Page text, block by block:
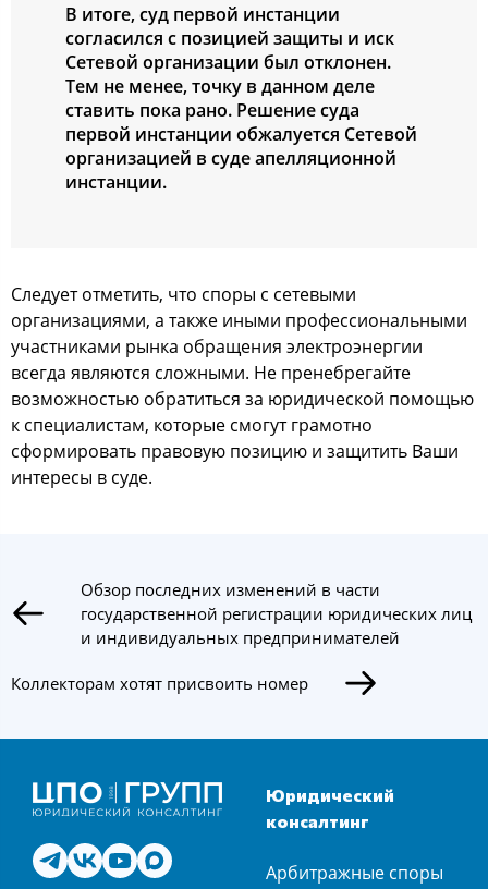
В итоге, суд первой инстанции
согласился с позицией защиты и иск
Сетевой организации был отклонен.
Тем не менее, точку в данном деле
ставить пока рано. Решение суда
первой инстанции обжалуется Сетевой
организацией в суде апелляционной
инстанции.
Следует отметить, что споры с сетевыми
организациями, а также иными профессиональными
участниками рынка обращения электроэнергии
всегда являются сложными. Не пренебрегайте
возможностью обратиться за юридической помощью
к специалистам, которые смогут грамотно
сформировать правовую позицию и защитить Ваши
интересы в суде.
Обзор последних изменений в части
государственной регистрации юридических лиц
и индивидуальных предпринимателей
Коллекторам хотят присвоить номер
Юридический
консалтинг
Арбитражные споры